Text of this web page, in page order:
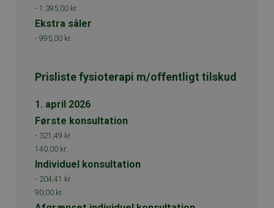
- 1.395,00 kr.
Ekstra såler
- 995,00 kr.
Prisliste fysioterapi m/offentligt tilskud
1. april 2026
Første konsultation
- 321,49 kr.
140,00 kr.
Individuel konsultation
- 204,41 kr.
90,00 kr.